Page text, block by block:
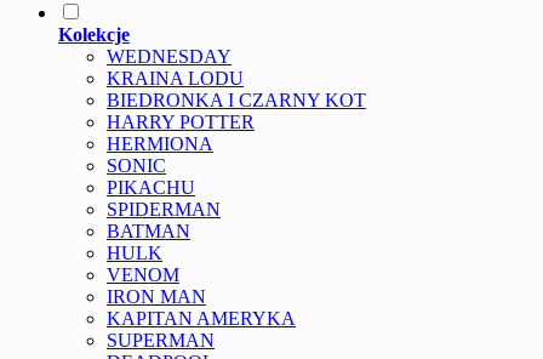
Kolekcje
WEDNESDAY
KRAINA LODU
BIEDRONKA I CZARNY KOT
HARRY POTTER
HERMIONA
SONIC
PIKACHU
SPIDERMAN
BATMAN
HULK
VENOM
IRON MAN
KAPITAN AMERYKA
SUPERMAN